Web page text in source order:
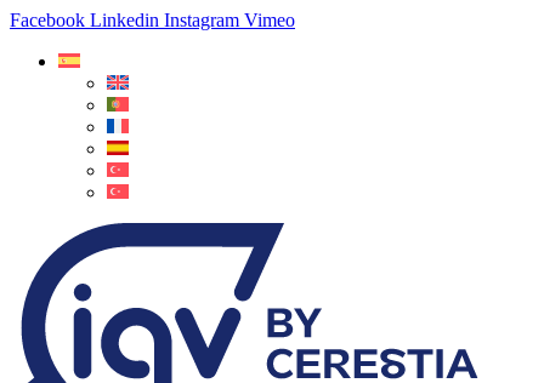
Facebook Linkedin Instagram Vimeo